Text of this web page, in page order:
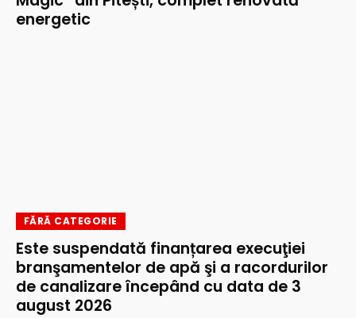
energetic
FĂRĂ CATEGORIE
Este suspendată finanțarea execuţiei
branşamentelor de apă şi a racordurilor
de canalizare începând cu data de 3
august 2026